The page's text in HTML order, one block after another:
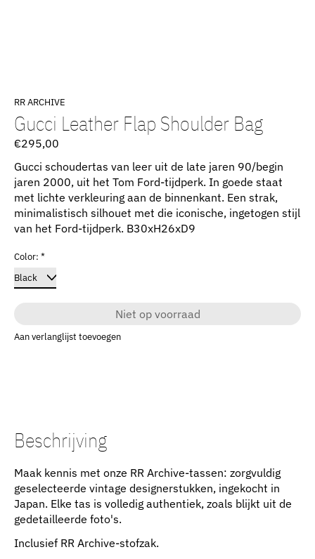
RR ARCHIVE
Gucci Leather Flap Shoulder Bag
€295,00
Gucci schoudertas van leer uit de late jaren 90/begin
jaren 2000, uit het Tom Ford-tijdperk. In goede staat
met lichte verkleuring aan de binnenkant. Een strak,
minimalistisch silhouet met die iconische, ingetogen stijl
van het Ford-tijdperk. B30xH26xD9
Color: *
Niet op voorraad
Aan verlanglijst toevoegen
Beschrijving
Maak kennis met onze RR Archive-tassen: zorgvuldig
geselecteerde vintage designerstukken, ingekocht in
Japan. Elke tas is volledig authentiek, zoals blijkt uit de
gedetailleerde foto's.
Inclusief RR Archive-stofzak.